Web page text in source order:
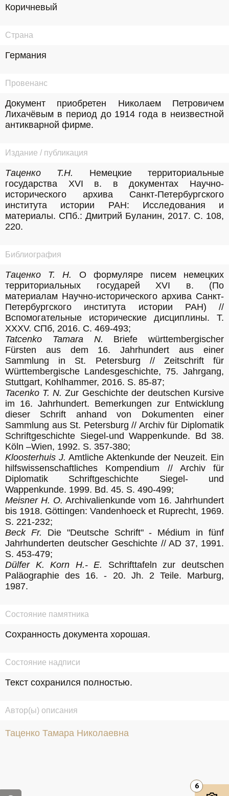
Коричневый
Страна
Германия
Провенанс
Документ приобретен Николаем Петровичем
Лихачёвым в период до 1914 года в неизвестной
антикварной фирме.
Издание / публикация
Таценко Т.Н.
Немецкие территориальные
государства XVI в. в документах Научно-
исторического архива Санкт-Петербургского
института истории РАН: Исследования и
материалы. СПб.: Дмитрий Буланин, 2017. С. 108,
220.
Библиография
Таценко Т. Н.
О формуляре писем немецких
территориальных государей XVI в. (По
материалам Научно-исторического архива Санкт-
Петербургского института истории РАН) //
Вспомогательные исторические дисциплины. T.
XXXV. СПб, 2016. С. 469-493;
Tatcenko Tamara N. Briefe württembergischer
Fürsten aus dem 16. Jahrhundert aus einer
Sammlung in St. Petersburg // Zeitschrift für
Württembergische Landesgeschichte, 75. Jahrgang,
Stuttgart, Kohlhammer, 2016. S. 85-87;
Tacenko T. N. Zur Geschichte der deutschen Kursive
im 16. Jahrhundert. Bemerkungen zur Entwicklung
dieser Schrift anhand von Dokumenten einer
Sammlung aus St. Petersburg // Archiv für Diplomatik
Schriftgeschichte Siegel-und Wappenkunde. Bd 38.
Köln –Wien, 1992. S. 357-380;
Kloosterhuis J. Amtliche Aktenkunde der Neuzeit. Ein
hilfswissenschaftliches Kompendium // Archiv für
Diplomatik Schriftgeschichte Siegel- und
Wappenkunde. 1999. Bd. 45. S. 490-499;
Meisner H. O. Archivalienkunde vom 16. Jahrhundert
bis 1918. Göttingen: Vandenhoeck et Ruprecht, 1969.
S. 221-232;
Beck Fr. Die "Deutsche Schrift" - Médium in fünf
Jahrhunderten deutscher Geschichte // AD 37, 1991.
S. 453-479;
Dülfer K. Korn H.- E.
Schrifttafeln zur deutschen
Paläographie des 16. - 20. Jh. 2 Teile. Marburg,
1987.
Состояние памятника
Сохранность документа хорошая.
Состояние надписи
Текст сохранился полностью.
Автор(ы) описания
Таценко Тамара Николаевна
6